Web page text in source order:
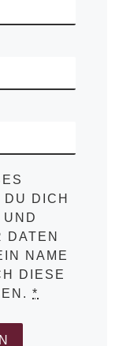
DICH
DATEN
NAME
DIESE
*